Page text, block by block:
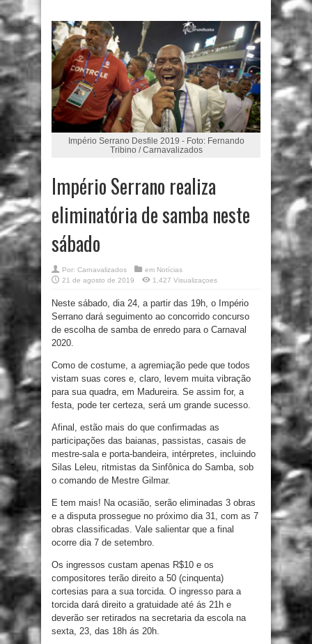
Império Serrano Desfile 2019 - Foto: Fernando
Tribino / Carnavalizados
Império Serrano realiza
eliminatória de samba neste
sábado
Por: Carnavalizados em Notícias
21 de agosto de 2019
1,427 Visualizaçoes
Neste sábado, dia 24, a partir das 19h, o Império
Serrano dará seguimento ao concorrido concurso
de escolha de samba de enredo para o Carnaval
2020.
Como de costume, a agremiação pede que todos
vistam suas cores e, claro, levem muita vibração
para sua quadra, em Madureira. Se assim for, a
festa, pode ter certeza, será um grande sucesso.
Afinal, estão mais do que confirmadas as
participações das baianas, passistas, casais de
mestre-sala e porta-bandeira, intérpretes, incluindo
Silas Leleu, ritmistas da Sinfônica do Samba, sob
o comando de Mestre Gilmar.
E tem mais! Na ocasião, serão eliminadas 3 obras
e a disputa prossegue no próximo dia 31, com as 7
obras classificadas. Vale salientar que a final
ocorre dia 7 de setembro.
Os ingressos custam apenas R$10 e os
compositores terão direito a 50 (cinquenta)
cortesias para a sua torcida. O ingresso para a
torcida dará direito a gratuidade até ás 21h e
deverão ser retirados na secretaria da escola na
sexta, 23, das 18h ás 20h.